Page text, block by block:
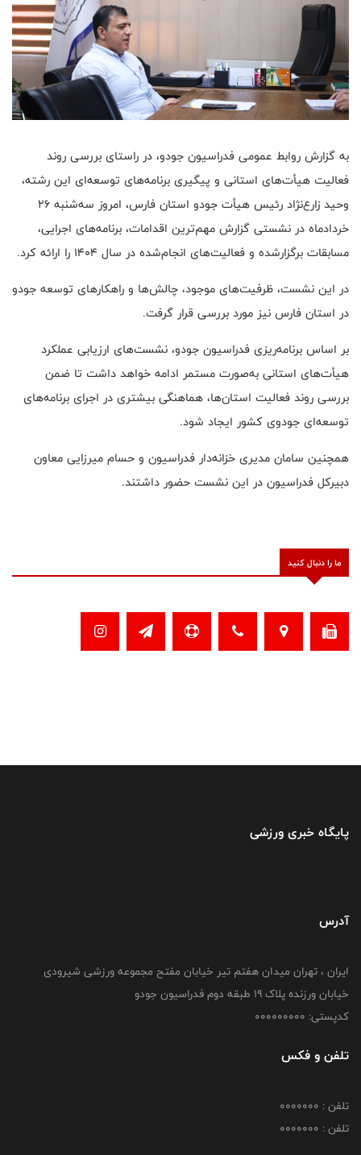
به گزارش روابط عمومی فدراسیون جودو، در راستای بررسی روند
فعالیت هیأت‌های استانی و پیگیری برنامه‌های توسعه‌ای این رشته،
وحید زارع‌نژاد رئیس هیأت جودو استان فارس، امروز سه‌شنبه ۲۶
خردادماه در نشستی گزارش مهم‌ترین اقدامات، برنامه‌های اجرایی،
مسابقات برگزارشده و فعالیت‌های انجام‌شده در سال ۱۴۰۴ را ارائه کرد.
در این نشست، ظرفیت‌های موجود، چالش‌ها و راهکارهای توسعه جودو
در استان فارس نیز مورد بررسی قرار گرفت.
بر اساس برنامه‌ریزی فدراسیون جودو، نشست‌های ارزیابی عملکرد
هیأت‌های استانی به‌صورت مستمر ادامه خواهد داشت تا ضمن
بررسی روند فعالیت استان‌ها، هماهنگی بیشتری در اجرای برنامه‌های
توسعه‌ای جودوی کشور ایجاد شود.
همچنین سامان مدیری خزانه‌دار فدراسیون و حسام میرزایی معاون
دبیرکل فدراسیون در این نشست حضور داشتند.
ما را دنبال کنید
پایگاه خبری ورزشی
آدرس
ایران ، تهران میدان هفتم تیر خیابان مفتح مجموعه ورزشی شیرودی
خیابان ورزنده پلاک ۱۹ طبقه دوم فدراسیون جودو
کدپستی: 000000000
تلفن و فکس
تلفن : 0000000
تلفن : 0000000